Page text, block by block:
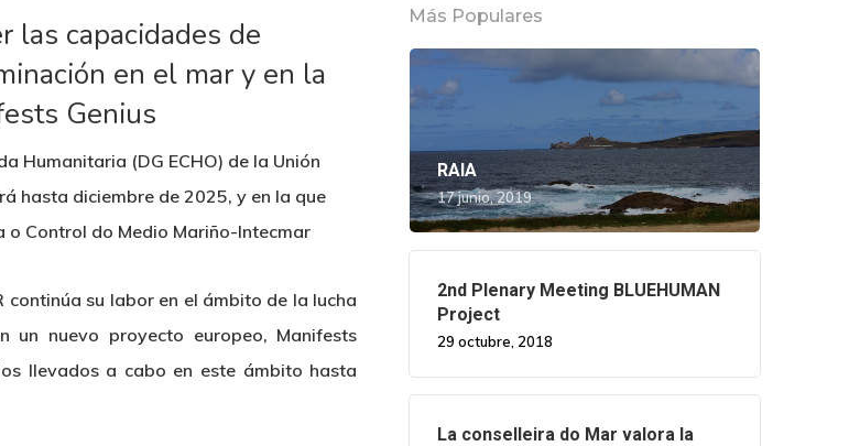
las capacidades de
en el mar y en la
Genius
Humanitaria (DG ECHO) de la Unión
hasta diciembre de 2025, y en la que
Control do Medio Mariño-Intecmar
continúa su labor en el ámbito de la lucha
un nuevo proyecto europeo, Manifests
llevados a cabo en este ámbito hasta
Más Populares
RAIA
17 junio, 2019
2nd Plenary Meeting BLUEHUMAN
Project
29 octubre, 2018
La conselleira do Mar valora la